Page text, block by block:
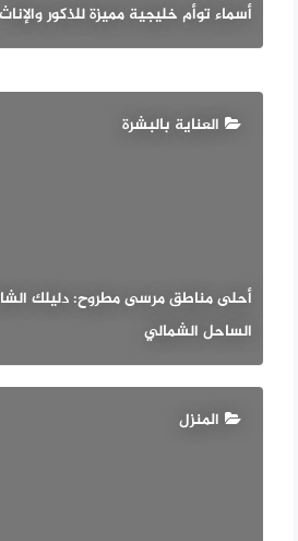
أسماء توأم خليجية مميزة للذكور والإناث
العناية بالبشرة
أحلى مناطق مرسى مطروح: دليلك
الساحل الشمالي
المنزل